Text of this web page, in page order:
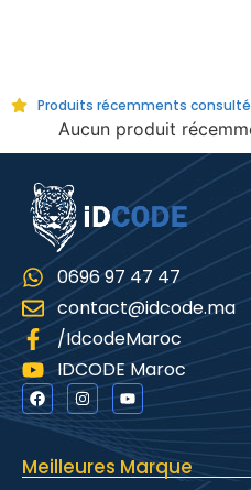
Produits récemments
Aucun produit
0696 97 47 47
contact@idcode.ma
/IdcodeMaroc
IDCODE Maroc
Meilleures Marque